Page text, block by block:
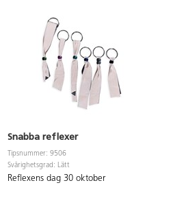
Snabba reflexer
Tipsnummer: 9506
Svårighetsgrad: Lätt
Reflexens dag 30 oktober